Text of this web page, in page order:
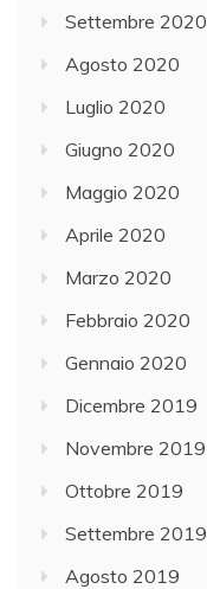
Settembre 2020
Agosto 2020
Luglio 2020
Giugno 2020
Maggio 2020
Aprile 2020
Marzo 2020
Febbraio 2020
Gennaio 2020
Dicembre 2019
Novembre 2019
Ottobre 2019
Settembre 2019
Agosto 2019